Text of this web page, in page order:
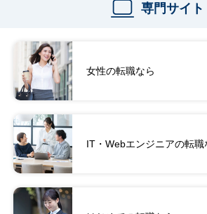
専門サイト
女性の転職なら
IT・Webエンジニアの転職